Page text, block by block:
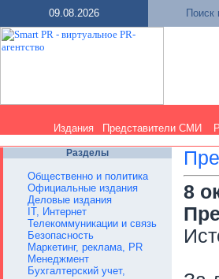
09.08.2026 Поиск
Издания Представители СМИ
Разделы
Общественно и политика
Официальные издания
Деловые издания
IT, Интернет
Телекоммуникации и связь
Безопасность
Маркетинг, реклама, PR
Менеджмент
Бухгалтерский учет,
8